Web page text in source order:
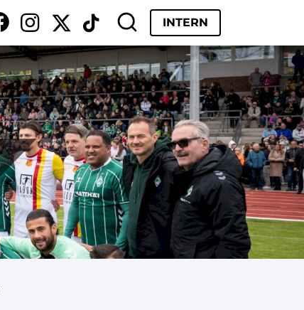
INTERN